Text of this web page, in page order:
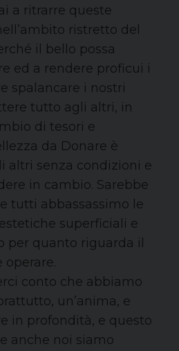
a ritrarre queste
ristretto del
il bello possa
ed a rendere proficui i
spalancare i nostri
tutto agli altri, in
di tesori e
da Donare è
altri senza condizioni e
in cambio. Sarebbe
tutti abbassassimo le
superficiali e
per quanto riguarda il
operare.
conto che abbiamo
un’anima, e
in profondità, e questo
anche noi siamo